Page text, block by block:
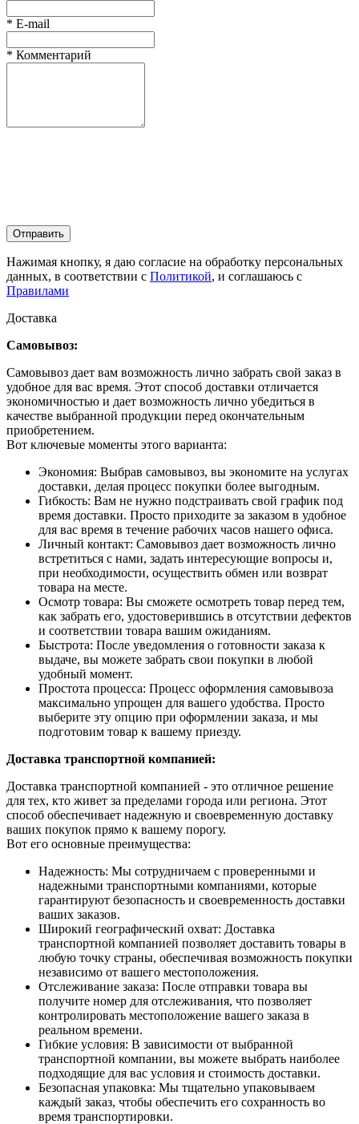
* E-mail
* Комментарий
Отправить
Нажимая кнопку, я даю согласие на обработку персональных
данных, в соответствии с Политикой, и соглашаюсь с
Правилами
Доставка
Самовывоз:
Самовывоз дает вам возможность лично забрать свой заказ в
удобное для вас время. Этот способ доставки отличается
экономичностью и дает возможность лично убедиться в
качестве выбранной продукции перед окончательным
приобретением.
Вот ключевые моменты этого варианта:
Экономия: Выбрав самовывоз, вы экономите на услугах
доставки, делая процесс покупки более выгодным.
Гибкость: Вам не нужно подстраивать свой график под
время доставки. Просто приходите за заказом в удобное
для вас время в течение рабочих часов нашего офиса.
Личный контакт: Самовывоз дает возможность лично
встретиться с нами, задать интересующие вопросы и,
при необходимости, осуществить обмен или возврат
товара на месте.
Осмотр товара: Вы сможете осмотреть товар перед тем,
как забрать его, удостоверившись в отсутствии дефектов
и соответствии товара вашим ожиданиям.
Быстрота: После уведомления о готовности заказа к
выдаче, вы можете забрать свои покупки в любой
удобный момент.
Простота процесса: Процесс оформления самовывоза
максимально упрощен для вашего удобства. Просто
выберите эту опцию при оформлении заказа, и мы
подготовим товар к вашему приезду.
Доставка транспортной компанией:
Доставка транспортной компанией - это отличное решение
для тех, кто живет за пределами города или региона. Этот
способ обеспечивает надежную и своевременную доставку
ваших покупок прямо к вашему порогу.
Вот его основные преимущества:
Надежность: Мы сотрудничаем с проверенными и
надежными транспортными компаниями, которые
гарантируют безопасность и своевременность доставки
ваших заказов.
Широкий географический охват: Доставка
транспортной компанией позволяет доставить товары в
любую точку страны, обеспечивая возможность покупки
независимо от вашего местоположения.
Отслеживание заказа: После отправки товара вы
получите номер для отслеживания, что позволяет
контролировать местоположение вашего заказа в
реальном времени.
Гибкие условия: В зависимости от выбранной
транспортной компании, вы можете выбрать наиболее
подходящие для вас условия и стоимость доставки.
Безопасная упаковка: Мы тщательно упаковываем
каждый заказ, чтобы обеспечить его сохранность во
время транспортировки.